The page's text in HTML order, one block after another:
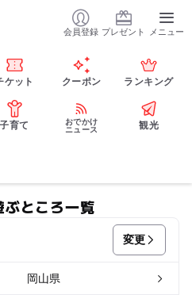
会員登録 プレゼント メニュー
ケット クーポン ランキング
子育て
おでかけ
ニュース
観光
ぶところ一覧
変更
岡山県